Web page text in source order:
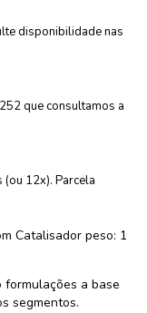
disponibilidade nas
que consultamos a
12x). Parcela
Catalisador peso: 1
formulações a base
segmentos.